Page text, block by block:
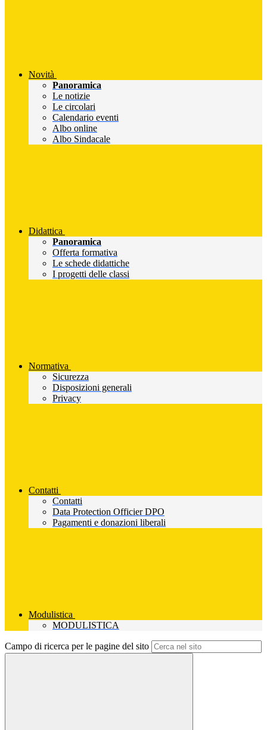
Novità
Panoramica
Le notizie
Le circolari
Calendario eventi
Albo online
Albo Sindacale
Didattica
Panoramica
Offerta formativa
Le schede didattiche
I progetti delle classi
Normativa
Sicurezza
Disposizioni generali
Privacy
Contatti
Contatti
Data Protection Officier DPO
Pagamenti e donazioni liberali
Modulistica
MODULISTICA
Campo di ricerca per le pagine del sito